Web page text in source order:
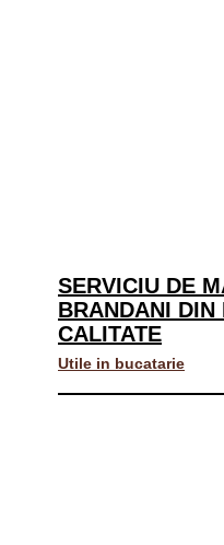
SERVICIU DE
BRANDANI DIN
CALITATE
Utile in bucatarie